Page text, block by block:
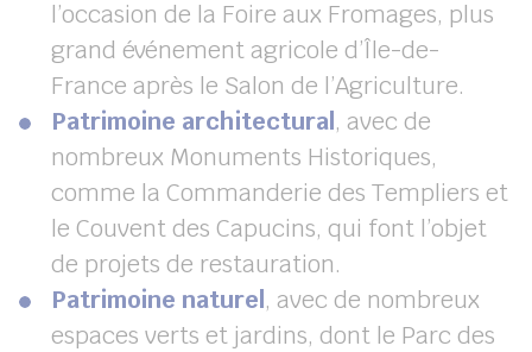
l’occasion de la Foire aux Fromages, plus
grand événement agricole d’Île-de-
France après le Salon de l’Agriculture.
Patrimoine architectural, avec de
nombreux Monuments Historiques,
comme la Commanderie des Templiers et
le Couvent des Capucins, qui font l’objet
de projets de restauration.
Patrimoine naturel, avec de nombreux
espaces verts et jardins, dont le Parc des